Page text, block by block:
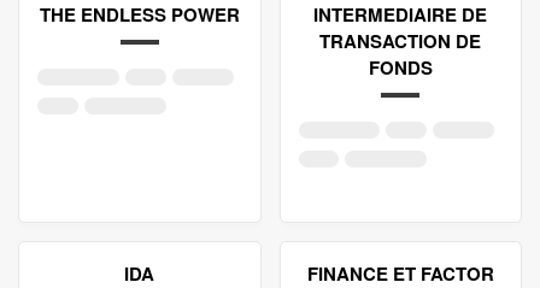
THE ENDLESS POWER
INTERMEDIAIRE DE
TRANSACTION DE
FONDS
IDA FINANCE ET FACTOR